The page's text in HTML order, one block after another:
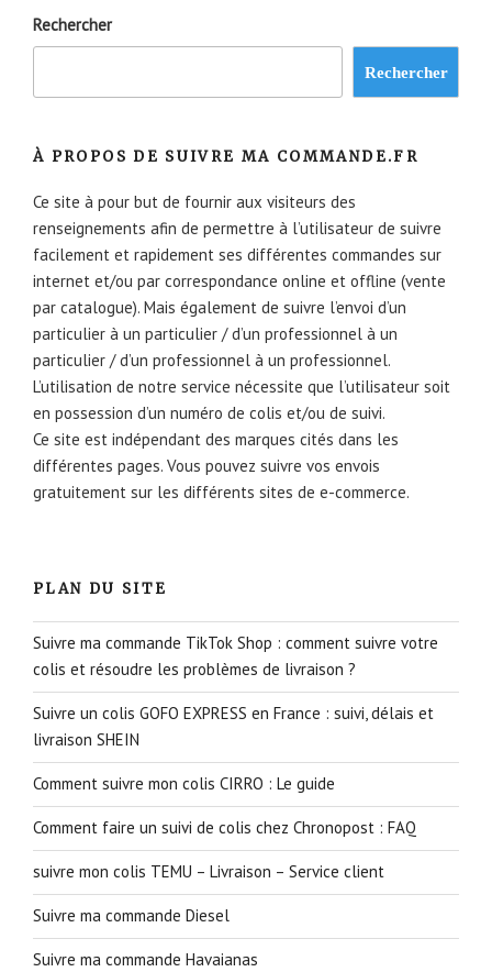
Rechercher
Rechercher
À PROPOS DE SUIVRE MA COMMANDE.FR
Ce site à pour but de fournir aux visiteurs des
renseignements afin de permettre à l’utilisateur de suivre
facilement et rapidement ses différentes commandes sur
internet et/ou par correspondance online et offline (vente
par catalogue). Mais également de suivre l’envoi d’un
particulier à un particulier / d’un professionnel à un
particulier / d’un professionnel à un professionnel.
L’utilisation de notre service nécessite que l’utilisateur soit
en possession d’un numéro de colis et/ou de suivi.
Ce site est indépendant des marques cités dans les
différentes pages. Vous pouvez suivre vos envois
gratuitement sur les différents sites de e-commerce.
PLAN DU SITE
Suivre ma commande TikTok Shop : comment suivre votre
colis et résoudre les problèmes de livraison ?
Suivre un colis GOFO EXPRESS en France : suivi, délais et
livraison SHEIN
Comment suivre mon colis CIRRO : Le guide
Comment faire un suivi de colis chez Chronopost : FAQ
suivre mon colis TEMU – Livraison – Service client
Suivre ma commande Diesel
Suivre ma commande Havaianas